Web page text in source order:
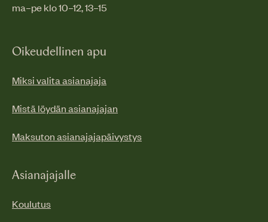
ma–pe klo 10–12, 13–15
Oikeudellinen apu
Miksi valita asianajaja
Mistä löydän asianajajan
Maksuton asianajajapäivystys
Asianajajalle
Koulutus